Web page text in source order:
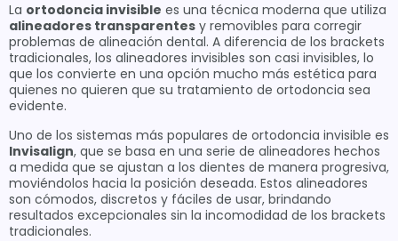
La ortodoncia invisible es una técnica moderna que utiliza
alineadores transparentes y removibles para corregir
problemas de alineación dental. A diferencia de los brackets
tradicionales, los alineadores invisibles son casi invisibles, lo
que los convierte en una opción mucho más estética para
quienes no quieren que su tratamiento de ortodoncia sea
evidente.
Uno de los sistemas más populares de ortodoncia invisible es
Invisalign, que se basa en una serie de alineadores hechos
a medida que se ajustan a los dientes de manera progresiva,
moviéndolos hacia la posición deseada. Estos alineadores
son cómodos, discretos y fáciles de usar, brindando
resultados excepcionales sin la incomodidad de los brackets
tradicionales.